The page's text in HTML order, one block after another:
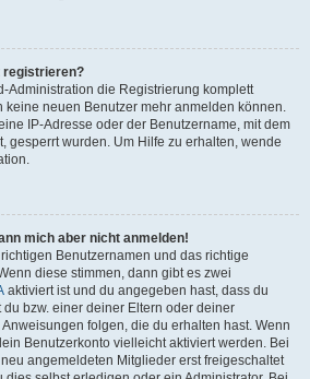
registrieren?
Administration die Registrierung komplett
keine neuen Benutzer mehr anmelden können.
IP-Adresse oder der Benutzername, mit dem
gesperrt wurden. Um Hilfe zu erhalten, wende
mich aber nicht anmelden!
Benutzernamen und das richtige
diese stimmen, dann gibt es zwei
aktiviert ist und du angegeben hast, dass du
bzw. einer deiner Eltern oder deiner
folgen, die du erhalten hast. Wenn
Benutzerkonto vielleicht aktiviert werden. Bei
angemeldeten Mitglieder erst freigeschaltet